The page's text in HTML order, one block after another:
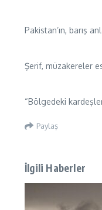
Pakistan’ın, barış
Şerif, müzakereler
“Bölgedeki
Paylaş
İlgili Haberler